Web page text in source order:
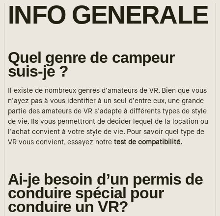
INFO GENERALE
Quel genre de campeur
suis-je ?
Il existe de nombreux genres d’amateurs de VR. Bien que vous
n’ayez pas à vous identifier à un seul d’entre eux, une grande
partie des amateurs de VR s’adapte à différents types de style
de vie. Ils vous permettront de décider lequel de la location ou
l’achat convient à votre style de vie. Pour savoir quel type de
VR vous convient, essayez notre test de compatibilité.
Ai-je besoin d’un permis de
conduire spécial pour
conduire un VR?